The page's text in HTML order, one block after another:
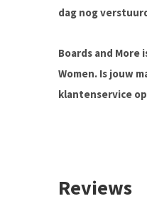
dag nog
Boards and More
Women. Is jouw
klantenservice
Reviews